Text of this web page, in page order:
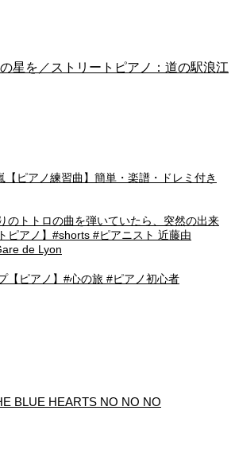
星を／ストリートピアノ：道の駅浪江
ピアノ練習曲】簡単・楽譜・ドレミ付き
のトトロの曲を弾いていたら、突然の出来
ピアノ】#shorts #ピアニスト 近藤由
de Lyon
【ピアノ】#心の旅 #ピアノ初心者
BLUE HEARTS NO NO NO